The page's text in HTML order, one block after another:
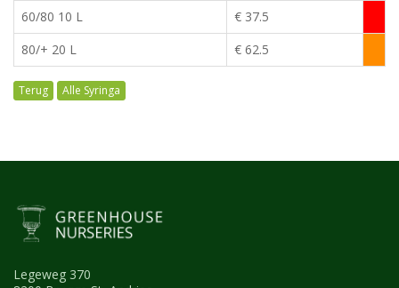
60/80 10 L
€ 37.5
80/+ 20 L
€ 62.5
Alle Syringa
Legeweg 370